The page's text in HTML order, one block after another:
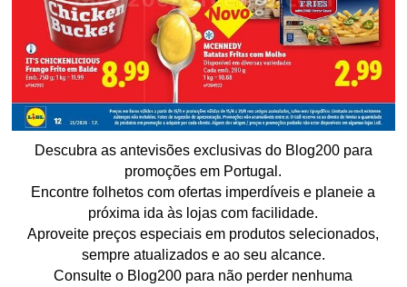
Descubra as antevisões exclusivas do Blog200 para
promoções em Portugal.
Encontre folhetos com ofertas imperdíveis e planeie a
próxima ida às lojas com facilidade.
Aproveite preços especiais em produtos selecionados,
sempre atualizados e ao seu alcance.
Consulte o Blog200 para não perder nenhuma